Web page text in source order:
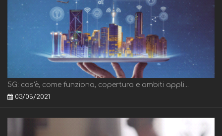
5G: cos'è, come funziona, copertura e ambiti appli...
03/05/2021